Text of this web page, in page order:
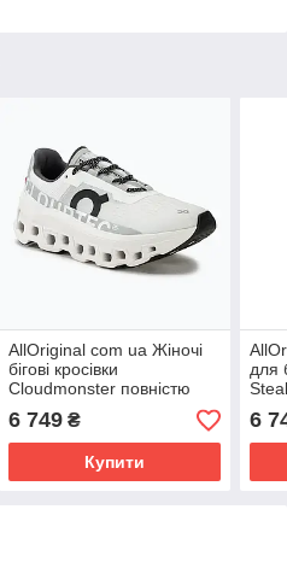
AllOriginal com ua Жіночі
бігові кросівки
Cloudmonster повністю
білі РОЗМІРИ ЗАПИТУЙТЕ
6 749₴
Купити
для
6